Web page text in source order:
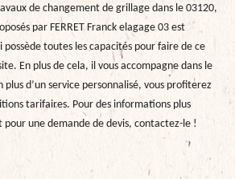
de changement de grillage dans le 03120,
par FERRET Franck elagage 03 est
possède toutes les capacités pour faire de ce
En plus de cela, il vous accompagne dans le
d’un service personnalisé, vous profiterez
tarifaires. Pour des informations plus
pour une demande de devis, contactez-le !